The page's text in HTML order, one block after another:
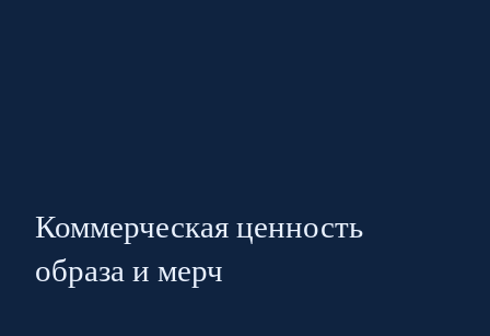
Коммерческая ценность
образа и мерч